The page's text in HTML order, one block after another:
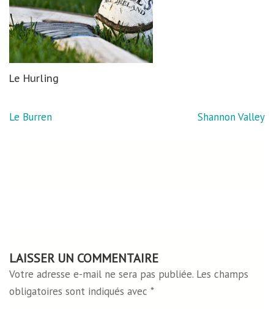
Le Hurling
Navigation
Le Burren Shannon Valley
LAISSER UN COMMENTAIRE
Votre adresse e-mail ne sera pas publiée. Les champs
obligatoires sont indiqués avec *